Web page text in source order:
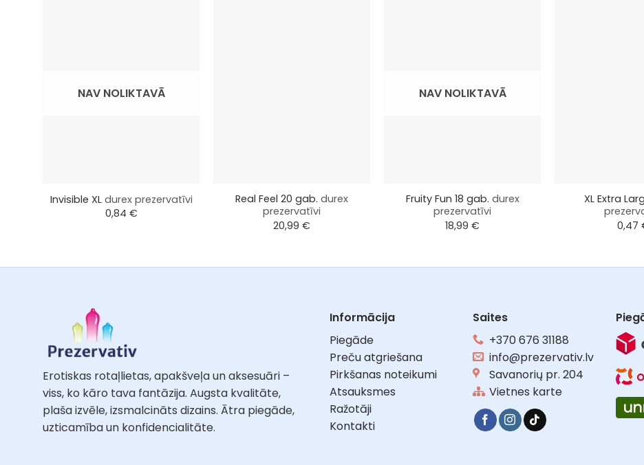
NAV NOLIKTAVĀ
Invisible XL durex prezervatīvi
0,84 €
Real Feel 20 gab. durex
prezervatīvi
20,99 €
NAV NOLIKTAVĀ
Fruity Fun 18 gab. durex
prezervatīvi
18,99 €
XL Extra
0,47
Erotiskas rotaļlietas, apakšveļa un aksesuāri –
viss, ko kāro tava fantāzija. Augsta kvalitāte,
plaša izvēle, izsmalcināts dizains. Ātra piegāde,
uzticamība un konfidencialitāte.
Informācija
Piegāde
Preču atgriešana
Pirkšanas noteikumi
Atsauksmes
Ražotāji
Kontakti
Saites
+370 676 31188
info@prezervativ.lv
Savanorių pr. 204
Vietnes karte